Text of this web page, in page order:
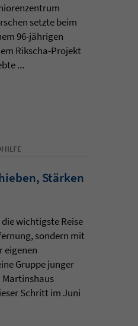
setzte beim
96-jährigen
Rikscha-Projekt
...
Stärken
wichtigste Reise
sondern mit
eigenen
Gruppe junger
Martinshaus
Schritt im Juni